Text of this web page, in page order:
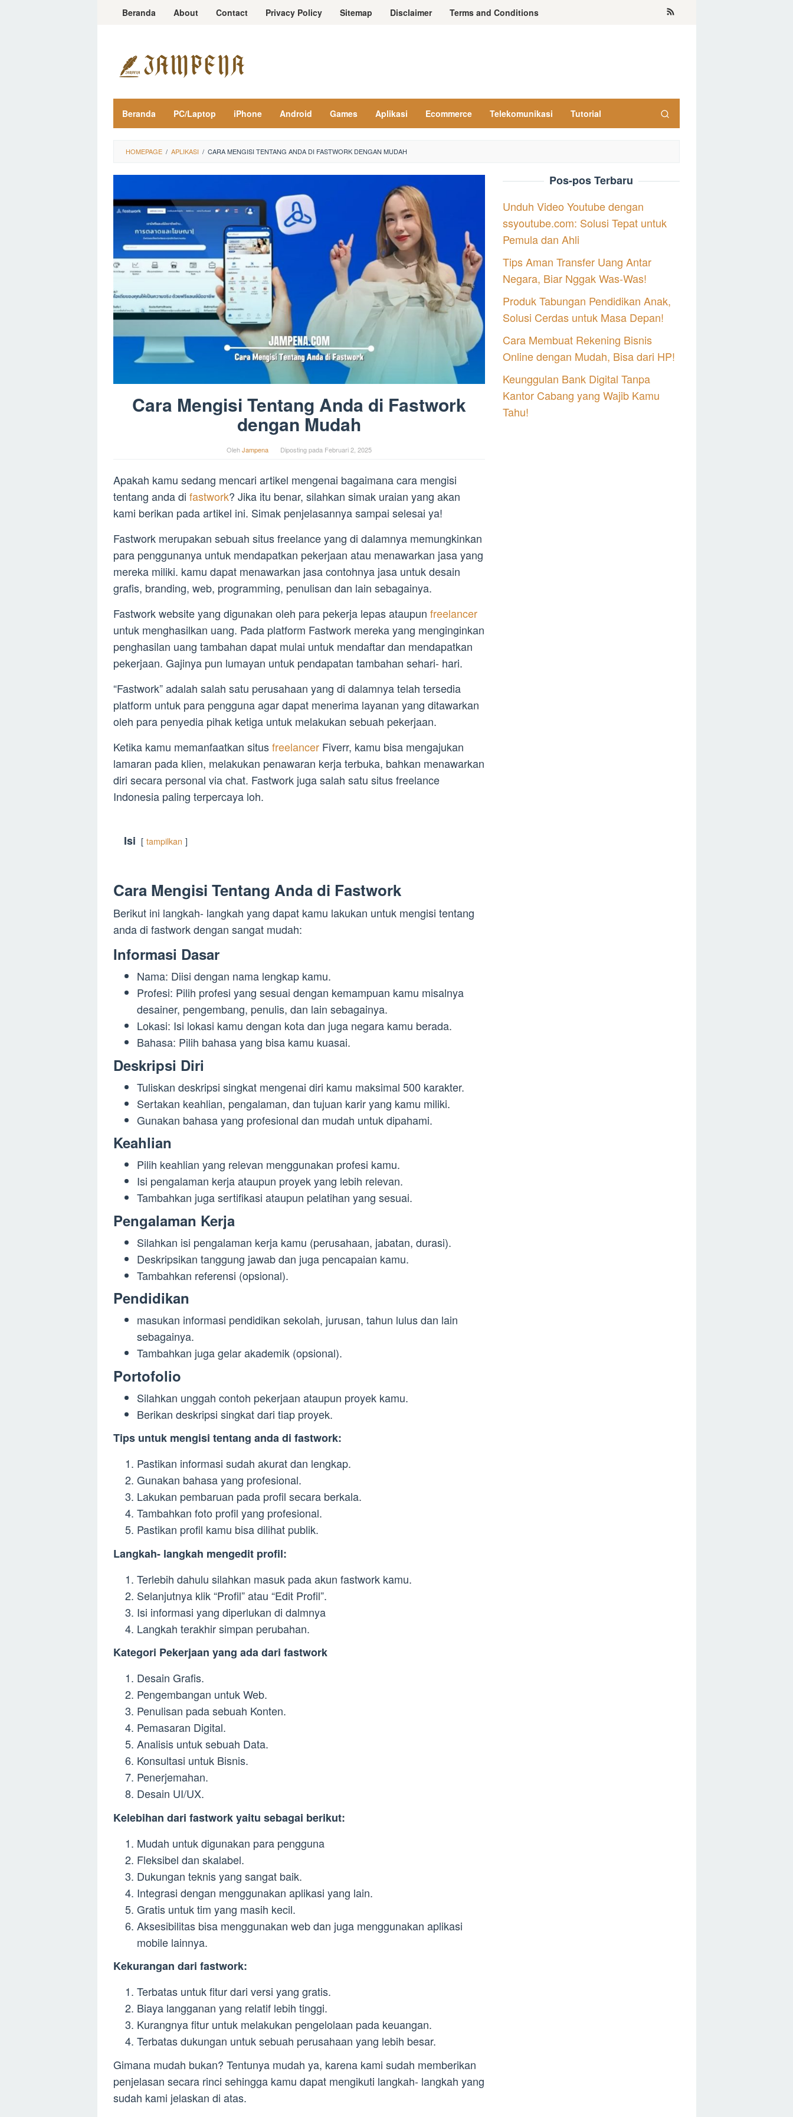
LoncatBeranda About Contact Privacy Policy Sitemap Disclaimer Terms and Conditions
Beranda PC/Laptop iPhone Android Games Aplikasi Ecommerce Telekomunikasi Tutorial
HOMEPAGE / APLIKASI / CARA MENGISI TENTANG ANDA DI FASTWORK DENGAN MUDAH
Cara Mengisi Tentang Anda di Fastwork
dengan Mudah
OlehJampena Diposting pada Februari 2, 2025
Apakah kamu sedang mencari artikel mengenai bagaimana cara mengisi
tentang anda di fastwork? Jika itu benar, silahkan simak uraian yang akan
kami berikan pada artikel ini. Simak penjelasannya sampai selesai ya!
Fastwork merupakan sebuah situs freelance yang di dalamnya memungkinkan
para penggunanya untuk mendapatkan pekerjaan atau menawarkan jasa yang
mereka miliki. kamu dapat menawarkan jasa contohnya jasa untuk desain
grafis, branding, web, programming, penulisan dan lain sebagainya.
Fastwork website yang digunakan oleh para pekerja lepas ataupun freelancer
untuk menghasilkan uang. Pada platform Fastwork mereka yang menginginkan
penghasilan uang tambahan dapat mulai untuk mendaftar dan mendapatkan
pekerjaan. Gajinya pun lumayan untuk pendapatan tambahan sehari- hari.
“Fastwork” adalah salah satu perusahaan yang di dalamnya telah tersedia
platform untuk para pengguna agar dapat menerima layanan yang ditawarkan
oleh para penyedia pihak ketiga untuk melakukan sebuah pekerjaan.
Ketika kamu memanfaatkan situsfreelancer Fiverr, kamu bisa mengajukan
lamaran pada klien, melakukan penawaran kerja terbuka, bahkan menawarkan
diri secara personal via chat. Fastwork juga salah satu situs freelance
Indonesia paling terpercaya loh.
Isi tampilkan
Cara Mengisi Tentang Anda di Fastwork
Berikut ini langkah- langkah yang dapat kamu lakukan untuk mengisi tentang
anda di fastwork dengan sangat mudah:
Informasi Dasar
Nama: Diisi dengan nama lengkap kamu.
Profesi: Pilih profesi yang sesuai dengan kemampuan kamu misalnya
desainer, pengembang, penulis, dan lain sebagainya.
Lokasi: Isi lokasi kamu dengan kota dan juga negara kamu berada.
Bahasa: Pilih bahasa yang bisa kamu kuasai.
Deskripsi Diri
Tuliskan deskripsi singkat mengenai diri kamu maksimal 500 karakter.
Sertakan keahlian, pengalaman, dan tujuan karir yang kamu miliki.
Gunakan bahasa yang profesional dan mudah untuk dipahami.
Keahlian
Pilih keahlian yang relevan menggunakan profesi kamu.
Isi pengalaman kerja ataupun proyek yang lebih relevan.
Tambahkan juga sertifikasi ataupun pelatihan yang sesuai.
Pengalaman Kerja
Silahkan isi pengalaman kerja kamu (perusahaan, jabatan, durasi).
Deskripsikan tanggung jawab dan juga pencapaian kamu.
Tambahkan referensi (opsional).
Pendidikan
masukan informasi pendidikan sekolah, jurusan, tahun lulus dan lain
sebagainya.
Tambahkan juga gelar akademik (opsional).
Portofolio
Silahkan unggah contoh pekerjaan ataupun proyek kamu.
Berikan deskripsi singkat dari tiap proyek.
Tips untuk mengisi tentang anda di fastwork:
Pastikan informasi sudah akurat dan lengkap.
Gunakan bahasa yang profesional.
Lakukan pembaruan pada profil secara berkala.
Tambahkan foto profil yang profesional.
Pastikan profil kamu bisa dilihat publik.
Langkah- langkah mengedit profil:
Terlebih dahulu silahkan masuk pada akun fastwork kamu.
Selanjutnya klik “Profil” atau “Edit Profil”.
Isi informasi yang diperlukan di dalmnya
Langkah terakhir simpan perubahan.
Kategori Pekerjaan yang ada dari fastwork
Desain Grafis.
Pengembangan untuk Web.
Penulisan pada sebuah Konten.
Pemasaran Digital.
Analisis untuk sebuah Data.
Konsultasi untuk Bisnis.
Penerjemahan.
Desain UI/UX.
Kelebihan dari fastwork yaitu sebagai berikut:
Mudah untuk digunakan para pengguna
Fleksibel dan skalabel.
Dukungan teknis yang sangat baik.
Integrasi dengan menggunakan aplikasi yang lain.
Gratis untuk tim yang masih kecil.
Aksesibilitas bisa menggunakan web dan juga menggunakan aplikasi
mobile lainnya.
Kekurangan dari fastwork:
Terbatas untuk fitur dari versi yang gratis.
Biaya langganan yang relatif lebih tinggi.
Kurangnya fitur untuk melakukan pengelolaan pada keuangan.
Terbatas dukungan untuk sebuah perusahaan yang lebih besar.
Gimana mudah bukan? Tentunya mudah ya, karena kami sudah memberikan
penjelasan secara rinci sehingga kamu dapat mengikuti langkah- langkah yang
sudah kami jelaskan di atas.
Pos-pos Terbaru
Unduh Video Youtube dengan
ssyoutube.com: Solusi Tepat untuk
Pemula dan Ahli
Tips Aman Transfer Uang Antar
Negara, Biar Nggak Was-Was!
Produk Tabungan Pendidikan Anak,
Solusi Cerdas untuk Masa Depan!
Cara Membuat Rekening Bisnis
Online dengan Mudah, Bisa dari HP!
Keunggulan Bank Digital Tanpa
Kantor Cabang yang Wajib Kamu
Tahu!